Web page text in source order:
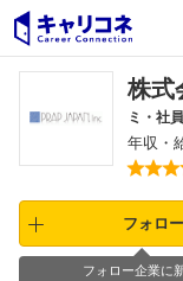
株式
ミ・社
年収・
フォロー
フォロー企業に